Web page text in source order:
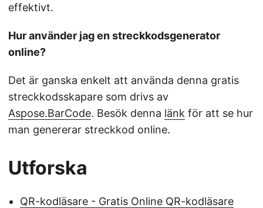
effektivt.
Hur använder jag en streckkodsgenerator
online?
Det är ganska enkelt att använda denna gratis
streckkodsskapare som drivs av
Aspose.BarCode. Besök denna länk för att se hur
man genererar streckkod online.
Utforska
QR-kodläsare - Gratis Online QR-kodläsare